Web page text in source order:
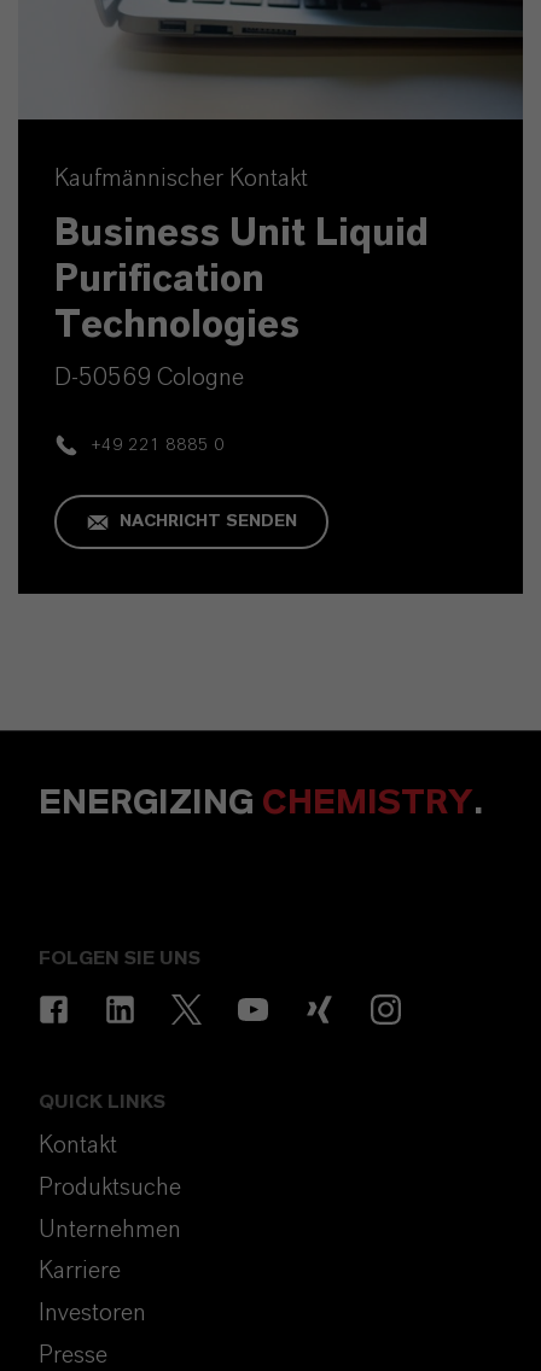
Kaufmännischer Kontakt
Business Unit Liquid
Purification
Technologies
D-50569 Cologne
+49 221 8885 0
NACHRICHT SENDEN
ENERGIZING CHEMISTRY.
FOLGEN SIE UNS
QUICK LINKS
Kontakt
Produktsuche
Unternehmen
Karriere
Investoren
Presse